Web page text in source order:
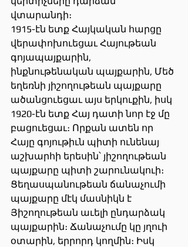
վտարանդի։
1915-էն ետք Հայկական հարցը
վերափոխուեցաւ Հայութեան
գոյապայքարին,
ինքնութենական պայքարին, Մեծ
եղեռնի յիշողութեան պայքարը
ածանցուեցաւ այս երկուքին, իսկ
1920-էն ետք Հայ դատի նոր էջ մը
բացուեցաւ։ Որքան ատեն որ
Հայը գոյութիւն պիտի ունենայ
աշխարհի երեսին՝ յիշողութեան
պայքարը պիտի շարունակուի։
Ցեղասպանութեան ճանաչումի
պայքարը մէկ մասնիկն է
Յիշողութեան աւելի ընդարձակ
պայքարին։ Ճանաչումը կը յղուի
օտարին, երրորդ կողմին։ Իսկ